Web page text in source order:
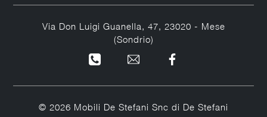
Via Don Luigi Guanella, 47, 23020 - Mese
(Sondrio)
© 2026 Mobili De Stefani Snc di De Stefani